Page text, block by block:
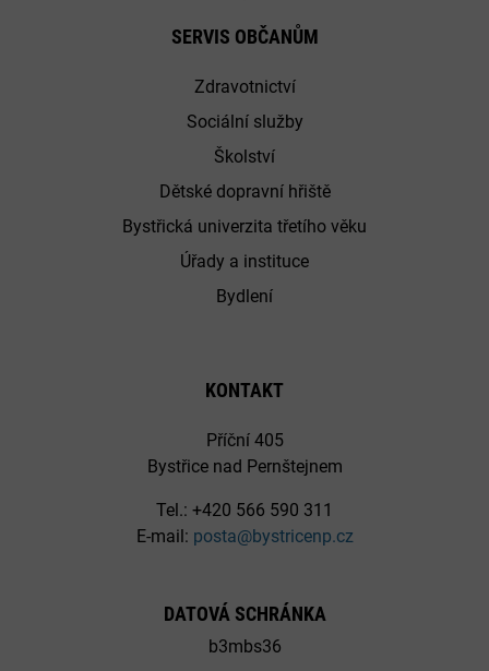
SERVIS OBČANŮM
Zdravotnictví
Sociální služby
Školství
Dětské dopravní hřiště
Bystřická univerzita třetího věku
Úřady a instituce
Bydlení
KONTAKT
Příční 405
Bystřice nad Pernštejnem
Tel.: +420 566 590 311
E-mail: posta@bystricenp.cz
DATOVÁ SCHRÁNKA
b3mbs36